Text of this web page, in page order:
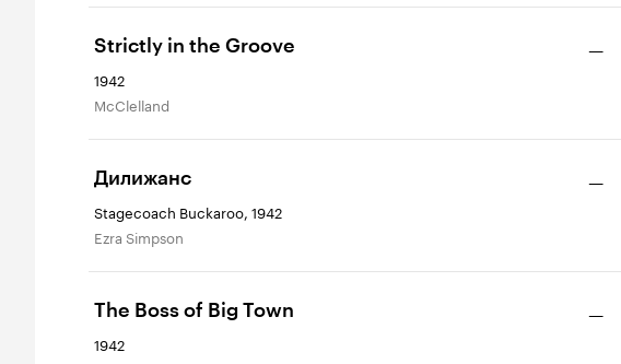
Strictly in the Groove
1942
McClelland
—
Дилижанс
Stagecoach Buckaroo, 1942
Ezra Simpson
—
The Boss of Big Town
1942
—